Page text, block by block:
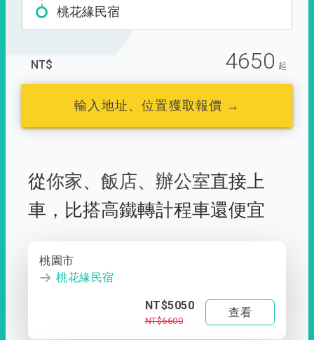
桃花緣民宿
NT$ 4650 起
輸入地址、位置獲取報價 →
從你家、 飯店、 辦公室直接上
車， 比搭高鐵轉計程車還便宜
桃園市
桃花緣民宿
NT$5050
NT$6600
查看